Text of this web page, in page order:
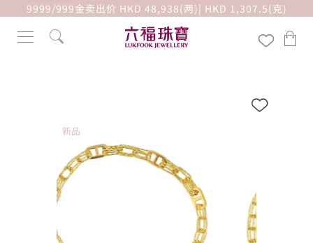
9999/999金卖出价 HKD 48,938(两)| HKD 1,307.5(克)
新品